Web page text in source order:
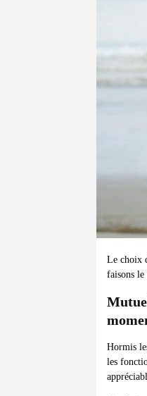
Le choix
faisons le
Hormis
les